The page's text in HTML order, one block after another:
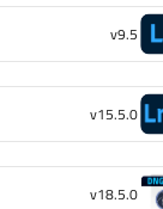
v9.5
v15.5.0
v18.5.0